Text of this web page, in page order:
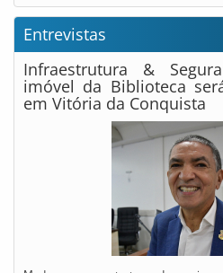
Entrevistas
Infraestrutura &
imóvel da Biblioteca
em Vitória da Conquista